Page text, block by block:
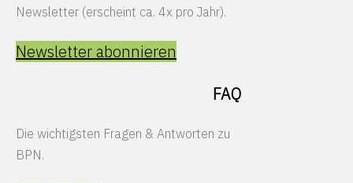
Newsletter (erscheint ca. 4x pro Jahr).
Newsletter abonnieren
FAQ
Die wichtigsten Fragen & Antworten zu
BPN.